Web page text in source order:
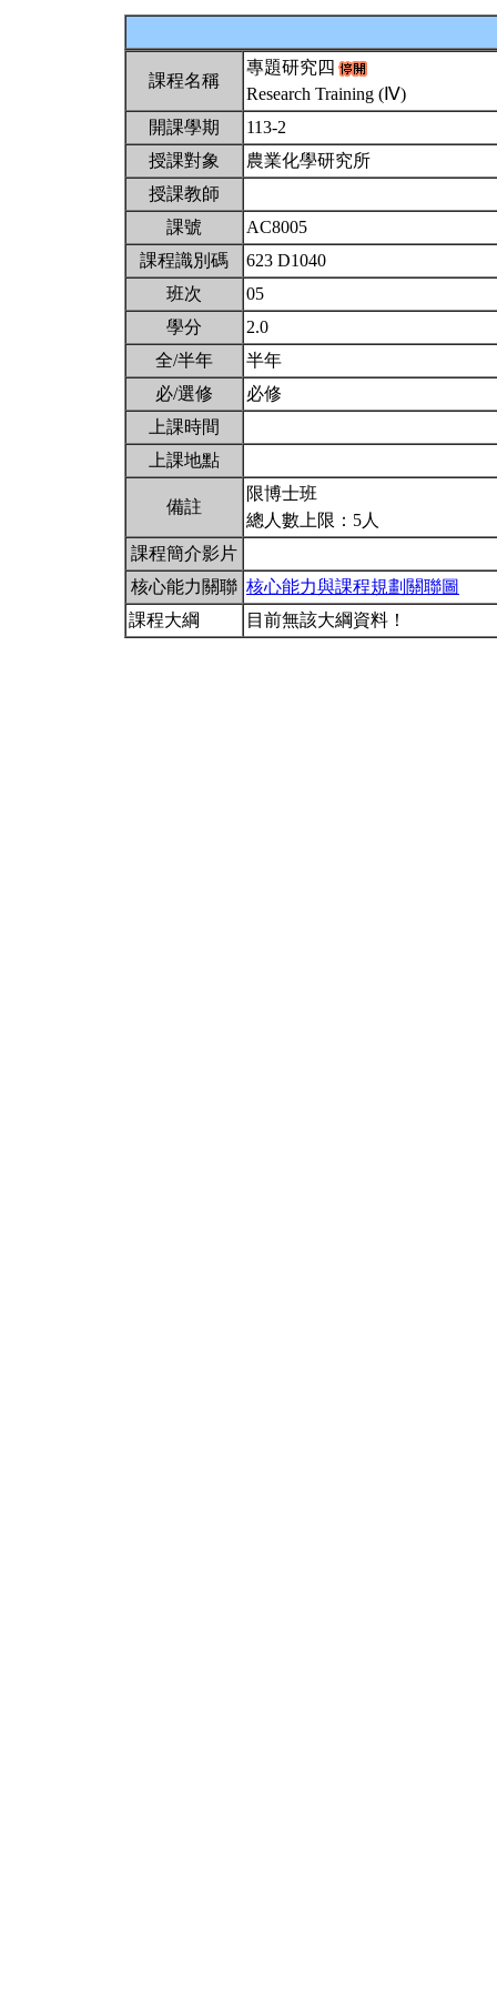
課程名稱
專題研究四
Research Training (Ⅳ)
開課學期
113-2
授課對象
農業化學研究所
授課教師
課號
AC8005
課程識別碼
623 D1040
班次
05
學分
2.0
全/半年
半年
必/選修
必修
上課時間
上課地點
備註
限博士班
總人數上限：5人
課程簡介影片
核心能力關聯 核心能力與課程規劃關聯圖
課程大綱
目前無該大綱資料！